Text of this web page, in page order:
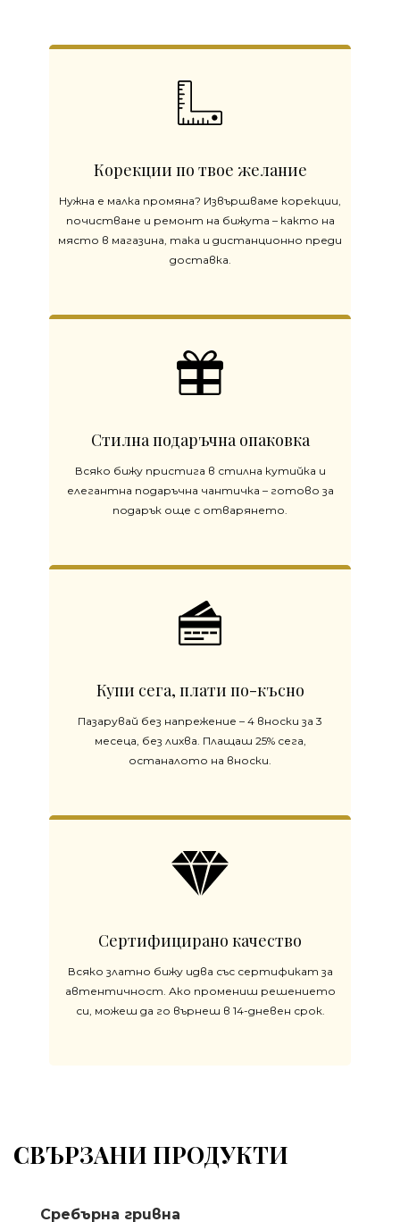
Корекции по твое желание
Нужна е малка промяна? Извършваме корекции,
почистване и ремонт на бижута – както на
място в магазина, така и дистанционно преди
доставка.
Стилна подаръчна опаковка
Всяко бижу пристига в стилна кутийка и
елегантна подаръчна чантичка – готово за
подарък още с отварянето.
Купи сега, плати по-късно
Пазарувай без напрежение – 4 вноски за 3
месеца, без лихва. Плащаш 25% сега,
останалото на вноски.
Сертифицирано качество
Всяко златно бижу идва със сертификат за
автентичност. Ако промениш решението
си, можеш да го върнеш в 14-дневен срок.
СВЪРЗАНИ ПРОДУКТИ
Сребърна гривна